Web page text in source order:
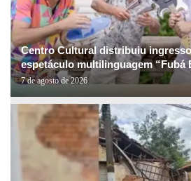
Centro Cultural distribuiu
espetáculo multilinguagem “Fubá
7 de agosto de 2026